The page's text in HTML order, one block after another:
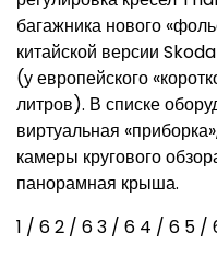
багажника нового
китайской версии
(у европейского
литров). В списке
виртуальная
камеры кругового
панорамная крыша.
1 / 62 / 63 / 6 4 / 6 5 /